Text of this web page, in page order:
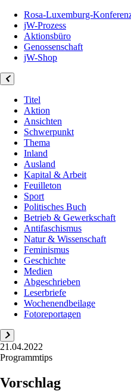
Rosa-Luxemburg-
jW-Prozess
Aktionsbüro
Genossenschaft
jW-Shop
Titel
Aktion
Ansichten
Schwerpunkt
Thema
Inland
Ausland
Kapital & Arbeit
Feuilleton
Sport
Politisches Buch
Betrieb & Gewerkschaft
Antifaschismus
Natur & Wissenschaft
Feminismus
Geschichte
Medien
Abgeschrieben
Leserbriefe
Wochenendbeilage
Fotoreportagen
21.04.2022
Programmtips
Vorschlag